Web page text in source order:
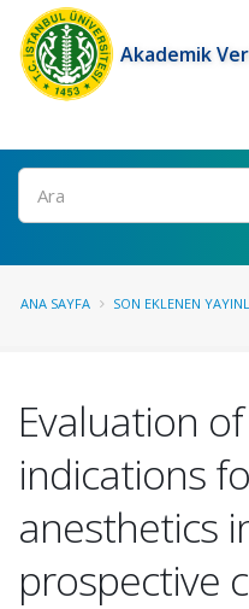
Akademik
Ara
ANA SAYFA SON EKLENEN
Evaluation
indications
anesthetics
prospective